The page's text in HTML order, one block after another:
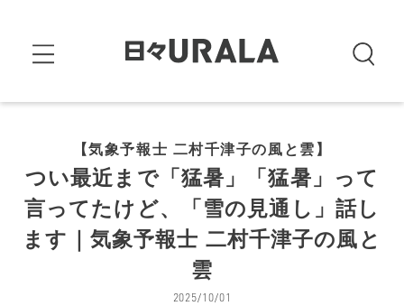
【気象予報士 二村千津子の風と雲】
つい最近まで「猛暑」「猛暑」って
言ってたけど、「雪の見通し」話し
ます｜気象予報士 二村千津子の風と
雲
2025/10/01